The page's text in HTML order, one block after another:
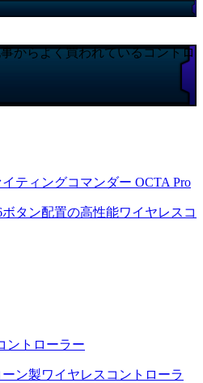
事からよく買われているコントロ
ティングコマンダー OCTA Pro
タン配置の高性能ワイヤレスコ
ントローラー
ン製ワイヤレスコントローラ